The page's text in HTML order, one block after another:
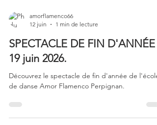
amorflamenco66
12 juin
1 min de lecture
SPECTACLE DE FIN D'ANNÉE :
19 juin 2026.
Découvrez le spectacle de fin d'année de l'école
de danse Amor Flamenco Perpignan.